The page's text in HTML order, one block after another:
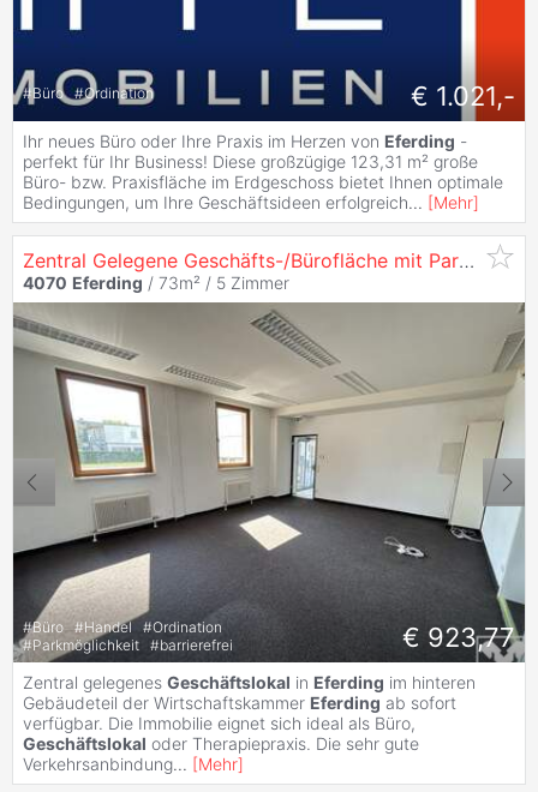
#Büro #Ordination € 1.021,-
Ihr neues Büro oder Ihre Praxis im Herzen von Eferding -
perfekt für Ihr Business! Diese großzügige 123,31 m² große
Büro- bzw. Praxisfläche im Erdgeschoss bietet Ihnen optimale
Bedingungen, um Ihre Geschäftsideen erfolgreich... [Mehr]
Zentral Gelegene Geschäfts-/Bürofläche mit Parkmöglichkeiten
4070 Eferding / 73m² / 5 Zimmer
#Büro #Handel #Ordination
#Parkmöglichkeit #barrierefrei € 923,77
Zentral gelegenes Geschäftslokal in Eferding im hinteren
Gebäudeteil der Wirtschaftskammer Eferding ab sofort
verfügbar. Die Immobilie eignet sich ideal als Büro,
Geschäftslokal oder Therapiepraxis. Die sehr gute
Verkehrsanbindung... [Mehr]